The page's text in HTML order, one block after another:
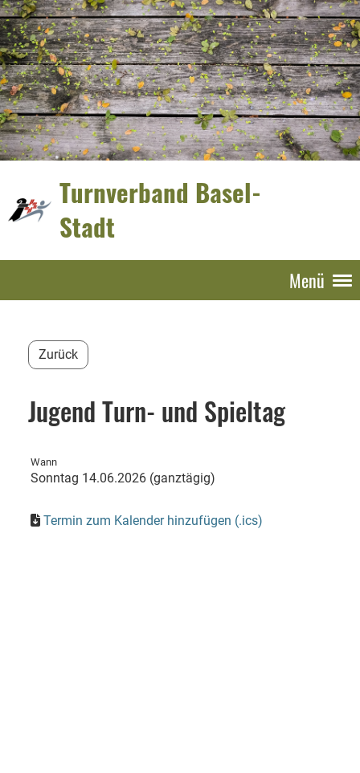
Turnverband Basel-
Stadt
Menü
Zurück
Jugend Turn- und Spieltag
Wann
Sonntag 14.06.2026 (ganztägig)
Termin zum Kalender hinzufügen (.ics)